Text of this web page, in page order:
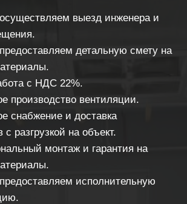
осуществляем выезд инженера и
предоставляем детальную смету на
с НДС 22%.
производство вентиляции.
снабжение и доставка
разгрузкой на объект.
монтаж и гарантия на
предоставляем исполнительную